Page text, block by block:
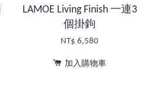
LAMOE Living Finish 一連3
個掛鉤
NT$ 6,580
加入購物車